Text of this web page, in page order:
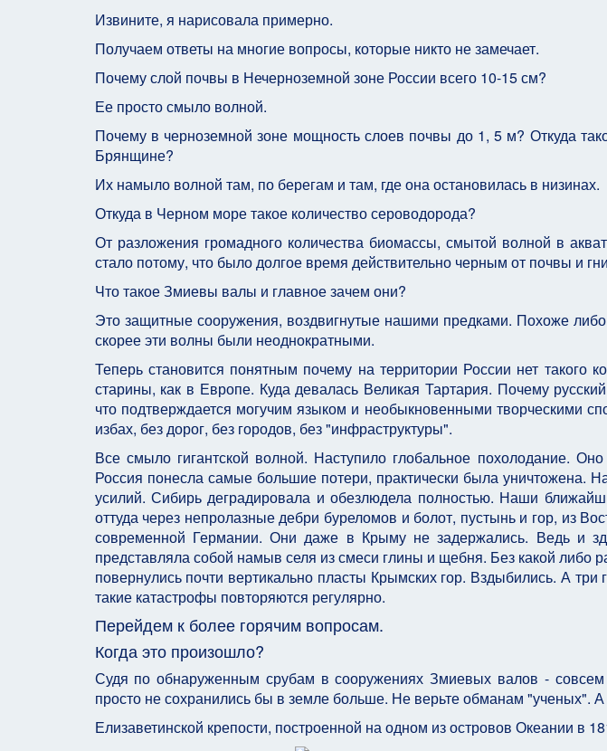
Извините, я нарисовала примерно.
Получаем ответы на многие вопросы, которые никто не замечает.
Почему слой почвы в Нечерноземной зоне России всего 10-15 см?
Ее просто смыло волной.
Почему в черноземной зоне мощность слоев почвы до 1, 5 м? Откуда
Брянщине?
Их намыло волной там, по берегам и там, где она остановилась в низинах.
Откуда в Черном море такое количество сероводорода?
От разложения громадного количества биомассы, смытой волной в
стало потому, что было долгое время действительно черным от почвы и
Что такое Змиевы валы и главное зачем они?
Это защитные сооружения, воздвигнутые нашими предками. Похоже
скорее эти волны были неоднократными.
Теперь становится понятным почему на территории России нет такого
старины, как в Европе. Куда девалась Великая Тартария. Почему
что подтверждается могучим языком и необыкновенными творческими
избах, без дорог, без городов, без "инфраструктуры".
Все смыло гигантской волной. Наступило глобальное похолодание.
Россия понесла самые большие потери, практически была уничтожена.
усилий. Сибирь деградировала и обезлюдела полностью. Наши
оттуда через непролазные дебри буреломов и болот, пустынь и гор, из
современной Германии. Они даже в Крыму не задержались. Ведь и
представляла собой намыв селя из смеси глины и щебня. Без какой либо
повернулись почти вертикально пласты Крымских гор. Вздыбились. А три
такие катастрофы повторяются регулярно.
Перейдем к более горячим вопросам.
Когда это произошло?
Судя по обнаруженным срубам в сооружениях Змиевых валов -
просто не сохранились бы в земле больше. Не верьте обманам "ученых". А
Елизаветинской крепости, построенной на одном из островов Океании в